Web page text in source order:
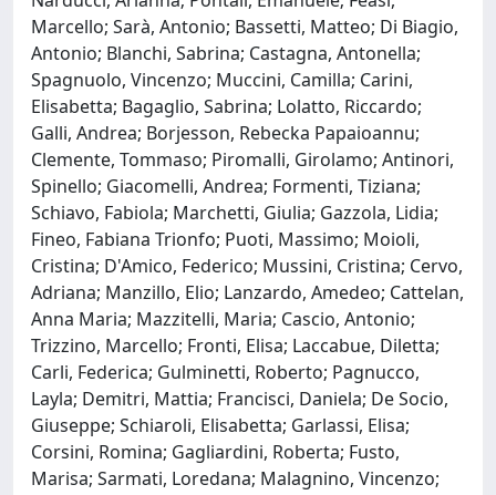
Marcello; Sarà, Antonio; Bassetti, Matteo; Di Biagio,
Antonio; Blanchi, Sabrina; Castagna, Antonella;
Spagnuolo, Vincenzo; Muccini, Camilla; Carini,
Elisabetta; Bagaglio, Sabrina; Lolatto, Riccardo;
Galli, Andrea; Borjesson, Rebecka Papaioannu;
Clemente, Tommaso; Piromalli, Girolamo; Antinori,
Spinello; Giacomelli, Andrea; Formenti, Tiziana;
Schiavo, Fabiola; Marchetti, Giulia; Gazzola, Lidia;
Fineo, Fabiana Trionfo; Puoti, Massimo; Moioli,
Cristina; D'Amico, Federico; Mussini, Cristina; Cervo,
Adriana; Manzillo, Elio; Lanzardo, Amedeo; Cattelan,
Anna Maria; Mazzitelli, Maria; Cascio, Antonio;
Trizzino, Marcello; Fronti, Elisa; Laccabue, Diletta;
Carli, Federica; Gulminetti, Roberto; Pagnucco,
Layla; Demitri, Mattia; Francisci, Daniela; De Socio,
Giuseppe; Schiaroli, Elisabetta; Garlassi, Elisa;
Corsini, Romina; Gagliardini, Roberta; Fusto,
Marisa; Sarmati, Loredana; Malagnino, Vincenzo;